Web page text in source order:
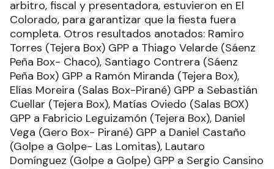
arbitro, fiscal y presentadora, estuvieron en El
Colorado, para garantizar que la fiesta fuera
completa. Otros resultados anotados: Ramiro
Torres (Tejera Box) GPP a Thiago Velarde (Sáenz
Peña Box- Chaco), Santiago Contrera (Sáenz
Peña Box) GPP a Ramón Miranda (Tejera Box),
Elías Moreira (Salas Box-Pirané) GPP a Sebastián
Cuellar (Tejera Box), Matías Oviedo (Salas BOX)
GPP a Fabricio Leguizamón (Tejera Box), Daniel
Vega (Gero Box- Pirané) GPP a Daniel Castaño
(Golpe a Golpe- Las Lomitas), Lautaro
Domínguez (Golpe a Golpe) GPP a Sergio Cansino